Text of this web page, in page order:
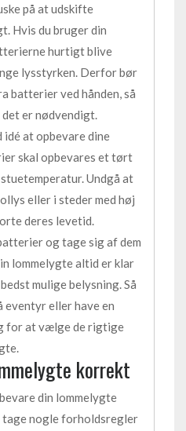
på at udskifte
Hvis du bruger din
hurtigt blive
lysstyrken. Derfor bør
batterier ved hånden, så
det er nødvendigt.
at opbevare dine
skal opbevares et tørt
Undgå at
eller i steder med høj
deres levetid.
og tage sig af dem
lommelygte altid er klar
mulige belysning. Så
eventyr eller have en
for at vælge de rigtige
korrekt
din lommelygte
nogle forholdsregler